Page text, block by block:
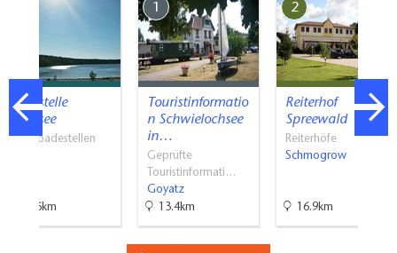
Badestelle
Großsee
Naturbadestellen
20.6km
1
Touristinformatio
n Schwielochsee
in…
Geprüfte
Touristinformati…
Goyatz
13.4km
2
Reiterhof
Spreewald
Reiterhöfe
Schmogrow
16.9km